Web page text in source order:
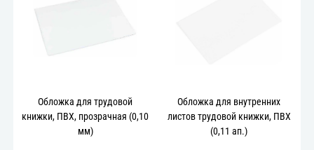
Обложка для трудовой
книжки, ПВХ, прозрачная (0,10
мм)
Обложка для внутренних
листов трудовой книжки, ПВХ
(0,11 ап.)